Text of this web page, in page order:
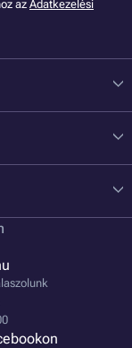
az Adatkezelési